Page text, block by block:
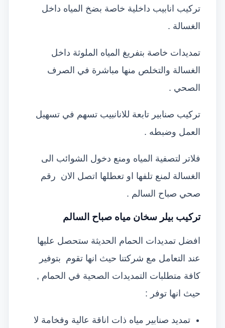
تركيب انابيب داخلية خاصة بضخ المياه داخل
الغسالة .
تمديدات خاصة بتفريغ المياه الملوثة داخل
الغسالة والتخلص منها مباشرة في الصرف
الصحي .
تركيب صنابير تابعة للانانبيب تسهم في تسهيل
العمل وضبطه .
فلاتر لتصفية المياه ومنع دخول الشوائب الى
الغسالة لمنع تلفها او تعطلها اتصل الان رقم
صحي صباح السالم .
تركيب بيلر سخان مياه صباح السالم
افضل تمديدات الحمام الحديثة ستحصل عليها
عند التعامل مع شركتنا حيث انها تقوم بتوفير
كافة متطلبات التمديدات الصحية في الحمام ,
حيث انها توفر :
تمديد صنابير مياه ذات اناقة عالية وفخامة لا